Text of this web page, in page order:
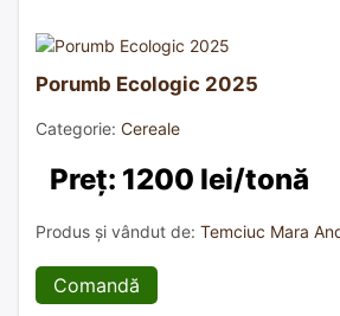
Porumb Ecologic 2025
Categorie: Cereale
Preț: 1200 lei/tonă
Produs și vândut de: Temciuc Mara
Comandă